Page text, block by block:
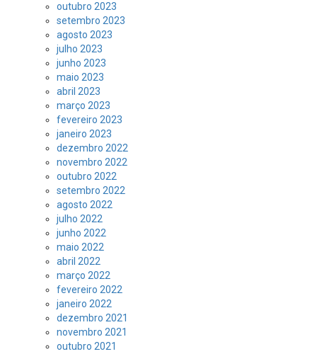
outubro 2023
setembro 2023
agosto 2023
julho 2023
junho 2023
maio 2023
abril 2023
março 2023
fevereiro 2023
janeiro 2023
dezembro 2022
novembro 2022
outubro 2022
setembro 2022
agosto 2022
julho 2022
junho 2022
maio 2022
abril 2022
março 2022
fevereiro 2022
janeiro 2022
dezembro 2021
novembro 2021
outubro 2021